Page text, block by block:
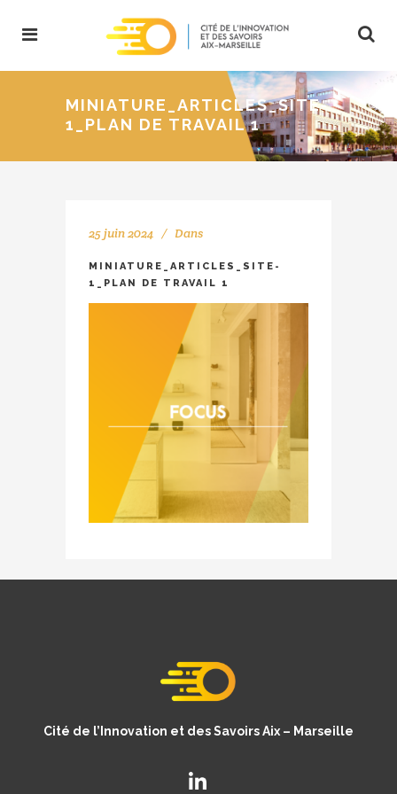
MINIATURE_ARTICLES_SITE-
1_PLAN DE TRAVAIL 1
25 juin 2024 Dans
MINIATURE_ARTICLES_SITE-
1_PLAN DE TRAVAIL 1
Cité de l’Innovation et des Savoirs Aix – Marseille